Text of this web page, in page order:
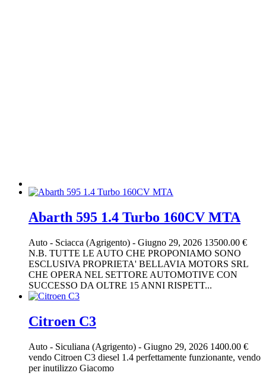
Abarth 595 1.4 Turbo 160CV MTA
Auto - Sciacca (Agrigento) - Giugno 29, 2026 13500.00 €
N.B. TUTTE LE AUTO CHE PROPONIAMO SONO
ESCLUSIVA PROPRIETA' BELLAVIA MOTORS SRL
CHE OPERA NEL SETTORE AUTOMOTIVE CON
SUCCESSO DA OLTRE 15 ANNI RISPETT...
Citroen C3
Auto - Siculiana (Agrigento) - Giugno 29, 2026 1400.00 €
vendo Citroen C3 diesel 1.4 perfettamente funzionante, vendo
per inutilizzo Giacomo